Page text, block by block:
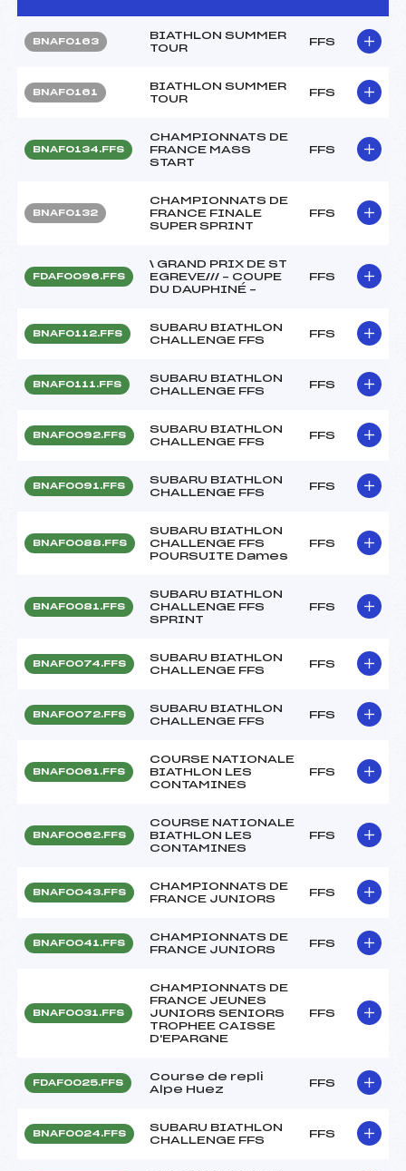
BNAF0163
BIATHLON SUMMER
TOUR
FFS
BNAF0161
BIATHLON SUMMER
TOUR
FFS
BNAF0134.FFS
CHAMPIONNATS DE
FRANCE MASS
START
FFS
BNAF0132
CHAMPIONNATS DE
FRANCE FINALE
SUPER SPRINT
FFS
FDAF0096.FFS
\ GRAND PRIX DE ST
EGREVE/// – COUPE
DU DAUPHINÉ –
FFS
BNAF0112.FFS
SUBARU BIATHLON
CHALLENGE FFS
FFS
BNAF0111.FFS
SUBARU BIATHLON
CHALLENGE FFS
FFS
BNAF0092.FFS
SUBARU BIATHLON
CHALLENGE FFS
FFS
BNAF0091.FFS
SUBARU BIATHLON
CHALLENGE FFS
FFS
BNAF0088.FFS
SUBARU BIATHLON
CHALLENGE FFS
POURSUITE Dames
FFS
BNAF0081.FFS
SUBARU BIATHLON
CHALLENGE FFS
SPRINT
FFS
BNAF0074.FFS
SUBARU BIATHLON
CHALLENGE FFS
FFS
BNAF0072.FFS
SUBARU BIATHLON
CHALLENGE FFS
FFS
BNAF0061.FFS
COURSE NATIONALE
BIATHLON LES
CONTAMINES
FFS
BNAF0062.FFS
COURSE NATIONALE
BIATHLON LES
CONTAMINES
FFS
BNAF0043.FFS
CHAMPIONNATS DE
FRANCE JUNIORS
FFS
BNAF0041.FFS
CHAMPIONNATS DE
FRANCE JUNIORS
FFS
BNAF0031.FFS
CHAMPIONNATS DE
FRANCE JEUNES
JUNIORS SENIORS
TROPHEE CAISSE
D'EPARGNE
FFS
FDAF0025.FFS
Course de repli
Alpe Huez
FFS
BNAF0024.FFS
SUBARU BIATHLON
CHALLENGE FFS
FFS